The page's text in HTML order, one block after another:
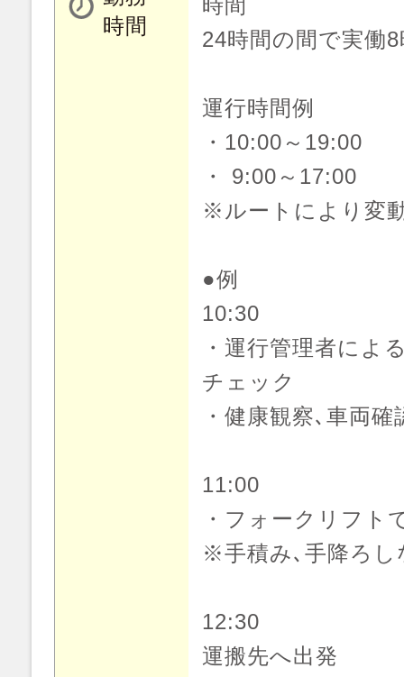
時間
時間
24時間の間で実働
運行時間例
・10:00～19:00
・ 9:00～17:00
※ルートにより変
●例
10:30
・運行管理者によ
チェック
・健康観察､車両確
11:00
・フォークリフト
※手積み､手降ろし
12:30
運搬先へ出発